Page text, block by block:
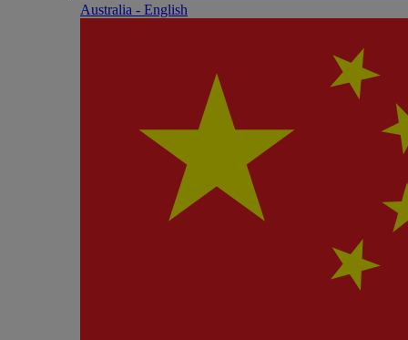
Australia - English